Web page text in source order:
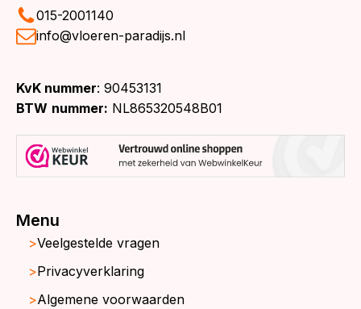
015-2001140
info@vloeren-paradijs.nl
KvK nummer: 90453131
BTW nummer: NL865320548B01
Menu
Veelgestelde vragen
Privacyverklaring
Algemene voorwaarden